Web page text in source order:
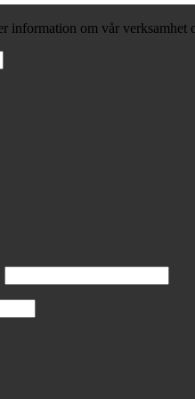
information om vår verksamhet